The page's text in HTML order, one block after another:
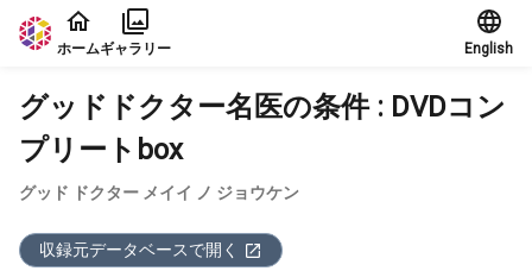
本文に飛ぶ
ホームギャラリー English
グッドドクター名医の条件 : DVDコン
プリートbox
グッド ドクター メイイ ノ ジョウケン
収録元データベースで開く